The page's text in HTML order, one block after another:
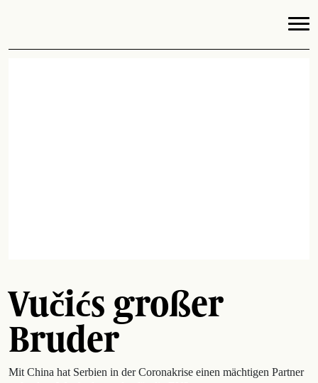
Vučićs großer
Bruder
Mit China hat Serbien in der Coronakrise einen mächtigen Partner